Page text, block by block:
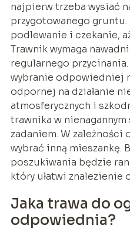
najpierw trzeba wysiać
przygotowanego
podlewanie i czekanie,
Trawnik wymaga
regularnego
wybranie odpowiedniej
odpornej na działanie
atmosferycznych i
trawnika w
zadaniem. W zależności
wybrać inną mieszankę.
poszukiwania będzie
który ułatwi
Jaka trawa do
odpowiednia?